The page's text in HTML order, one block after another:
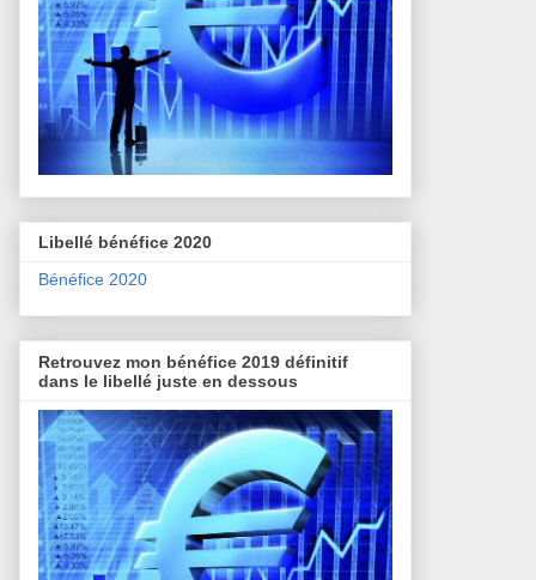
Libellé bénéfice 2020
Bénéfice 2020
Retrouvez mon bénéfice 2019 définitif
dans le libellé juste en dessous